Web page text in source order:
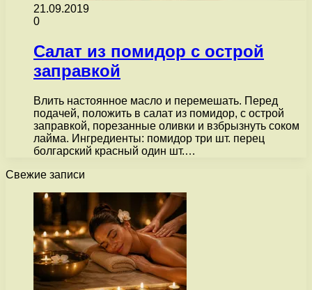
21.09.2019
0
Салат из помидор с острой
заправкой
Влить настоянное масло и перемешать. Перед
подачей, положить в салат из помидор, с острой
заправкой, порезанные оливки и взбрызнуть соком
лайма. Ингредиенты: помидор три шт. перец
болгарский красный один шт.…
Свежие записи